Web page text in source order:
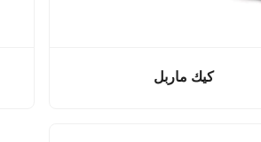
كيك ماربل